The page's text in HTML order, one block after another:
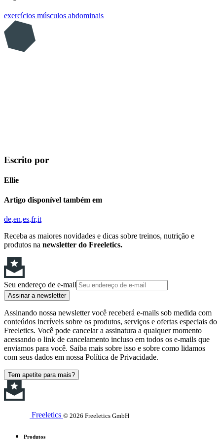
exercícios músculos abdominais
Escrito por
Ellie
Artigo disponível também em
de en es fr it
Receba as maiores novidades e dicas sobre treinos, nutrição e
produtos na newsletter do Freeletics.
Seu endereço de e-mail
Assinar a newsletter
Assinando nossa newsletter você receberá e-mails sob medida com
conteúdos incríveis sobre os produtos, serviços e ofertas especiais do
Freeletics. Você pode cancelar a assinatura a qualquer momento
acessando o link de cancelamento incluso em todos os e-mails que
enviamos para você. Saiba mais sobre isso e sobre como lidamos
com seus dados em nossa Política de Privacidade.
Tem apetite para mais?
Freeletics © 2026 Freeletics GmbH
Produtos